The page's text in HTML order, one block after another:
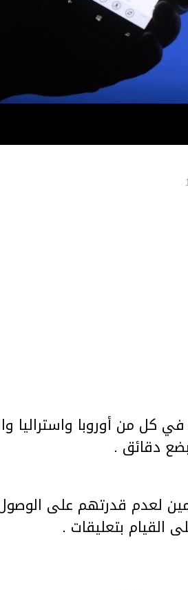
كل من أوروبا واستراليا
دقائق .
لعدم قدرتهم على
القيام بتعليقات .